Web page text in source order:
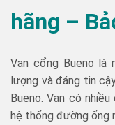
hãng –
Van cổng Bueno là
lượng và đáng tin
Bueno. Van có
hệ thống đường ống